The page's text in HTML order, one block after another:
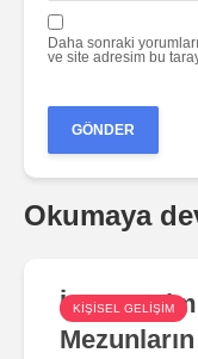
Daha sonraki
ve site adresim bu
Okumaya
KIŞISEL GELIŞIM
İş